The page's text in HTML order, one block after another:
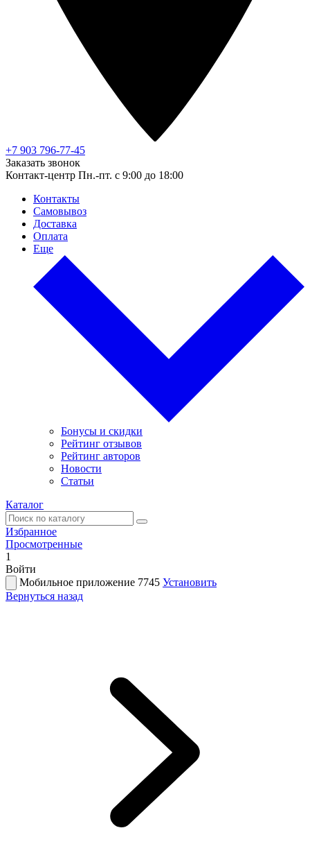
+7 903 796-77-45
Заказать звонок
Контакт-центр Пн.-пт. с 9:00 до 18:00
Контакты
Самовывоз
Доставка
Оплата
Еще
Бонусы и скидки
Рейтинг отзывов
Рейтинг авторов
Новости
Статьи
Каталог
Избранное
Просмотренные
1
Войти
Мобильное приложение 7745 Установить
Вернуться назад